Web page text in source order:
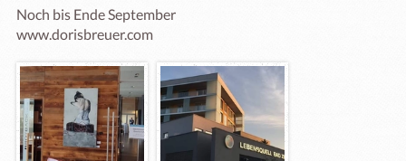
Noch bis Ende September
www.dorisbreuer.com